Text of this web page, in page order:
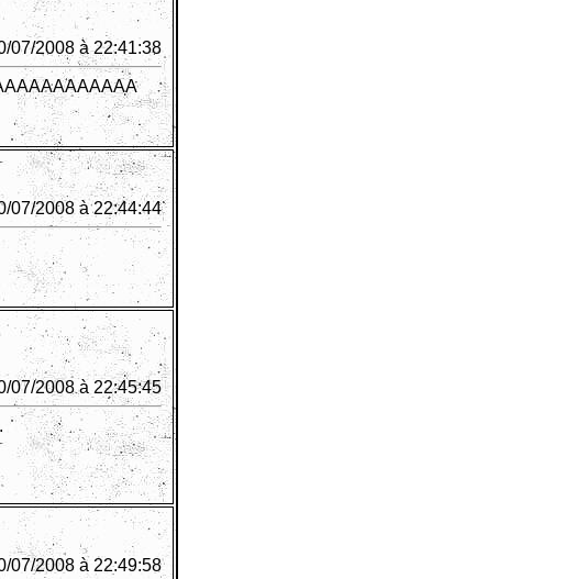
07/2008 à 22:41:38
07/2008 à 22:44:44
07/2008 à 22:45:45
07/2008 à 22:49:58